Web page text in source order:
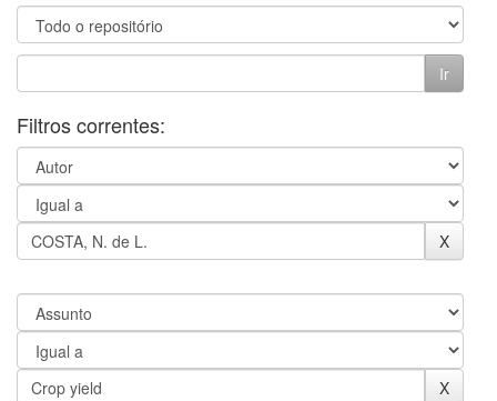
Filtros correntes: